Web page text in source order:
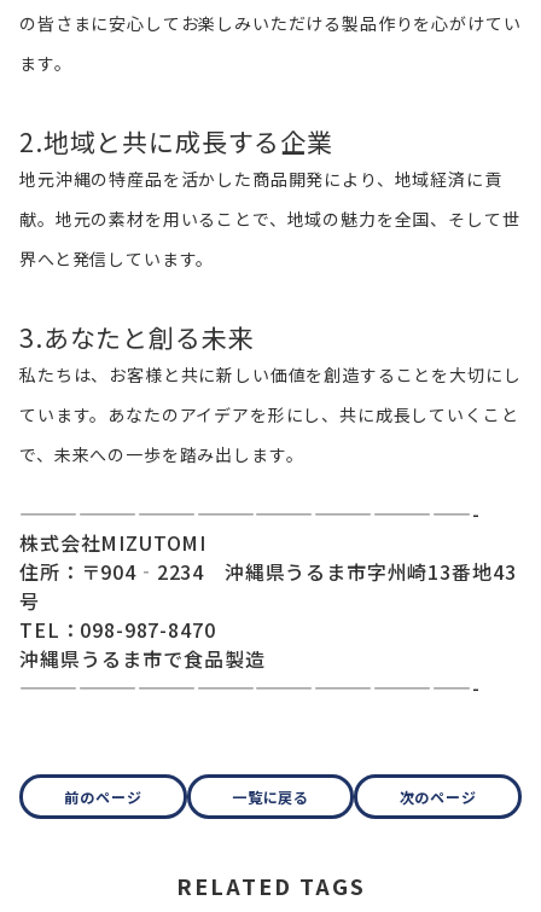
の皆さまに安心してお楽しみいただける製品作りを心がけてい
ます。
2.地域と共に成長する企業
地元沖縄の特産品を活かした商品開発により、地域経済に貢
献。地元の素材を用いることで、地域の魅力を全国、そして世
界へと発信しています。
3.あなたと創る未来
私たちは、お客様と共に新しい価値を創造することを大切にし
ています。あなたのアイデアを形にし、共に成長していくこと
で、未来への一歩を踏み出します。
———————————————————————-
株式会社MIZUTOMI
住所：〒904‐2234 沖縄県うるま市字州崎13番地43
号
TEL：098-987-8470
沖縄県うるま市で食品製造
———————————————————————-
前のページ 一覧に戻る 次のページ
RELATED TAGS